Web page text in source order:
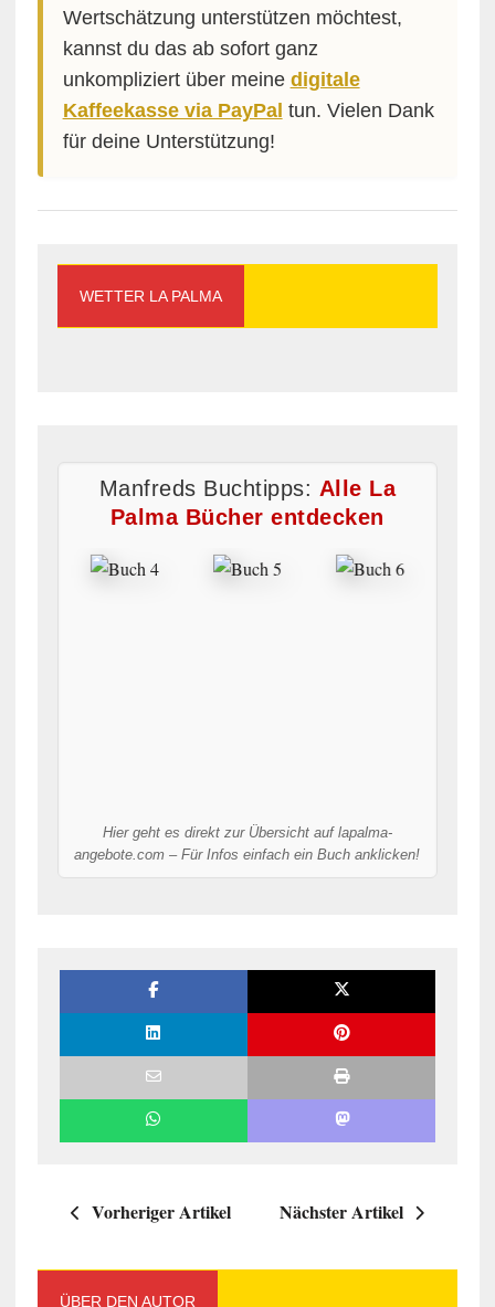
Wertschätzung unterstützen möchtest,
kannst du das ab sofort ganz
unkompliziert über meine digitale
Kaffeekasse via PayPal tun. Vielen Dank
für deine Unterstützung!
WETTER LA PALMA
Manfreds Buchtipps: Alle La
Palma Bücher entdecken
Hier geht es direkt zur Übersicht auf lapalma-
angebote.com – Für Infos einfach ein Buch anklicken!
Vorheriger Artikel Nächster Artikel
ÜBER DEN AUTOR